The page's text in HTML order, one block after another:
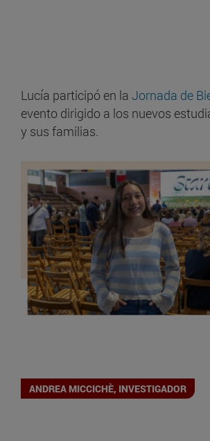
Lucía participó en la Jornada de
evento dirigido a los nuevos
y sus familias.
ANDREA MICCICHÈ, INVESTIGADOR